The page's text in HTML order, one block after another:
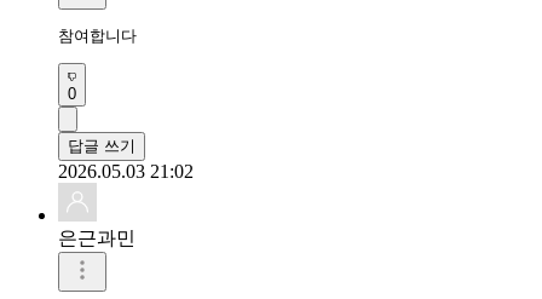
0
답글 쓰기
2026.05.03 21:02
은근과민